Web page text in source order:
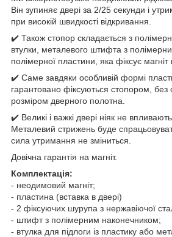
Він зупиняє двері за 2/25 секунди і
при високій швидкості відкривання.
✔️ Також стопор складається з
втулки, металевого штифта з
полімерної пластини, яка фіксує
✔️ Саме завдяки особливій формі
гарантовано фіксуються стопором,
розміром дверного полотна.
✔️ Великі і важкі двері ніяк не
Металевий стрижень буде
сила утримання не зміниться.
Довічна гарантія на магніт.
Комплектація:
- неодимовий магніт;
- пластина (вставка в двері)
- 2 фіксуючих шурупа з нержавіючої
- штифт з полімерним наконечником;
- втулка для підлоги із пластику або